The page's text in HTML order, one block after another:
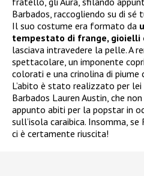
Barbados, raccogliendo su di
Il suo costume era formato da
tempestato di frange, gioielli
lasciava intravedere la pelle. A
spettacolare, un imponente
colorati e una crinolina di piume
L’abito è stato realizzato per
Barbados Lauren Austin, che
appunto abiti per la popstar in
sull’isola caraibica. Insomma,
ci è certamente riuscita!